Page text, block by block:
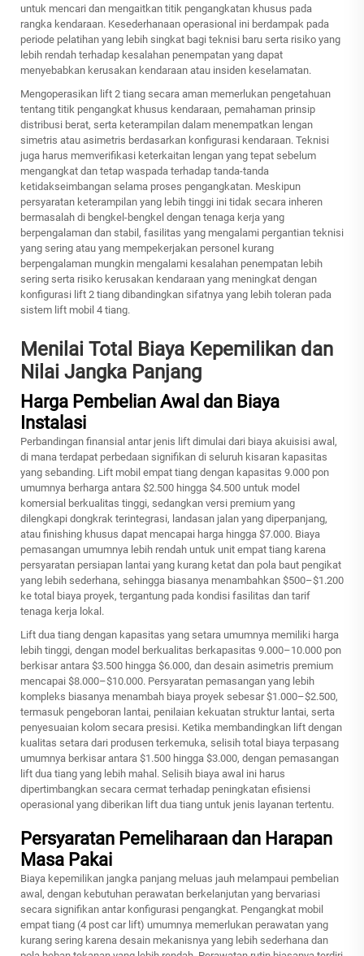
untuk mencari dan mengaitkan titik pengangkatan khusus pada
rangka kendaraan. Kesederhanaan operasional ini berdampak pada
periode pelatihan yang lebih singkat bagi teknisi baru serta risiko yang
lebih rendah terhadap kesalahan penempatan yang dapat
menyebabkan kerusakan kendaraan atau insiden keselamatan.
Mengoperasikan lift 2 tiang secara aman memerlukan pengetahuan
tentang titik pengangkat khusus kendaraan, pemahaman prinsip
distribusi berat, serta keterampilan dalam menempatkan lengan
simetris atau asimetris berdasarkan konfigurasi kendaraan. Teknisi
juga harus memverifikasi keterkaitan lengan yang tepat sebelum
mengangkat dan tetap waspada terhadap tanda-tanda
ketidakseimbangan selama proses pengangkatan. Meskipun
persyaratan keterampilan yang lebih tinggi ini tidak secara inheren
bermasalah di bengkel-bengkel dengan tenaga kerja yang
berpengalaman dan stabil, fasilitas yang mengalami pergantian teknisi
yang sering atau yang mempekerjakan personel kurang
berpengalaman mungkin mengalami kesalahan penempatan lebih
sering serta risiko kerusakan kendaraan yang meningkat dengan
konfigurasi lift 2 tiang dibandingkan sifatnya yang lebih toleran pada
sistem lift mobil 4 tiang.
Menilai Total Biaya Kepemilikan dan
Nilai Jangka Panjang
Harga Pembelian Awal dan Biaya
Instalasi
Perbandingan finansial antar jenis lift dimulai dari biaya akuisisi awal,
di mana terdapat perbedaan signifikan di seluruh kisaran kapasitas
yang sebanding. Lift mobil empat tiang dengan kapasitas 9.000 pon
umumnya berharga antara $2.500 hingga $4.500 untuk model
komersial berkualitas tinggi, sedangkan versi premium yang
dilengkapi dongkrak terintegrasi, landasan jalan yang diperpanjang,
atau finishing khusus dapat mencapai harga hingga $7.000. Biaya
pemasangan umumnya lebih rendah untuk unit empat tiang karena
persyaratan persiapan lantai yang kurang ketat dan pola baut pengikat
yang lebih sederhana, sehingga biasanya menambahkan $500–$1.200
ke total biaya proyek, tergantung pada kondisi fasilitas dan tarif
tenaga kerja lokal.
Lift dua tiang dengan kapasitas yang setara umumnya memiliki harga
lebih tinggi, dengan model berkualitas berkapasitas 9.000–10.000 pon
berkisar antara $3.500 hingga $6.000, dan desain asimetris premium
mencapai $8.000–$10.000. Persyaratan pemasangan yang lebih
kompleks biasanya menambah biaya proyek sebesar $1.000–$2.500,
termasuk pengeboran lantai, penilaian kekuatan struktur lantai, serta
penyesuaian kolom secara presisi. Ketika membandingkan lift dengan
kualitas setara dari produsen terkemuka, selisih total biaya terpasang
umumnya berkisar antara $1.500 hingga $3.000, dengan pemasangan
lift dua tiang yang lebih mahal. Selisih biaya awal ini harus
dipertimbangkan secara cermat terhadap peningkatan efisiensi
operasional yang diberikan lift dua tiang untuk jenis layanan tertentu.
Persyaratan Pemeliharaan dan Harapan
Masa Pakai
Biaya kepemilikan jangka panjang meluas jauh melampaui pembelian
awal, dengan kebutuhan perawatan berkelanjutan yang bervariasi
secara signifikan antar konfigurasi pengangkat. Pengangkat mobil
empat tiang (4 post car lift) umumnya memerlukan perawatan yang
kurang sering karena desain mekanisnya yang lebih sederhana dan